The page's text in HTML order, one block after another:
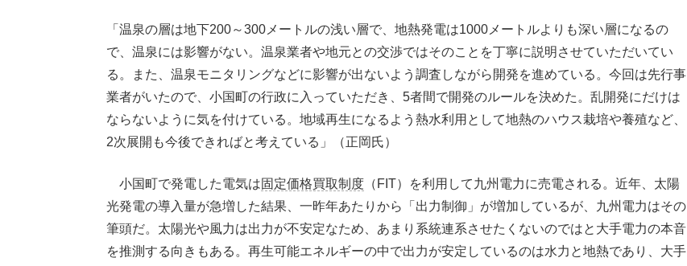
「温泉の層は地下200～300メートルの浅い層で、地熱発電は1000メートルよりも深い層になるの
で、温泉には影響がない。温泉業者や地元との交渉ではそのことを丁寧に説明させていただいてい
る。また、温泉モニタリングなどに影響が出ないよう調査しながら開発を進めている。今回は先行事
業者がいたので、小国町の行政に入っていただき、5者間で開発のルールを決めた。乱開発にだけは
ならないように気を付けている。地域再生になるよう熱水利用として地熱のハウス栽培や養殖など、
2次展開も今後できればと考えている」（正岡氏）
小国町で発電した電気は固定価格買取制度 （FIT）を利用して九州電力に売電される。近年、太陽
光発電の導入量が急増した結果、一昨年あたりから「出力制御」が増加しているが、九州電力はその
筆頭だ。太陽光や風力は出力が不安定なため、あまり系統連系させたくないのではと大手電力の本音
を推測する向きもある。再生可能エネルギーの中で出力が安定しているのは水力と地熱であり、大手